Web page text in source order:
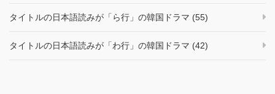
タイトルの日本語読みが「ら行」の韓国ドラマ (55)
タイトルの日本語読みが「わ行」の韓国ドラマ (42)